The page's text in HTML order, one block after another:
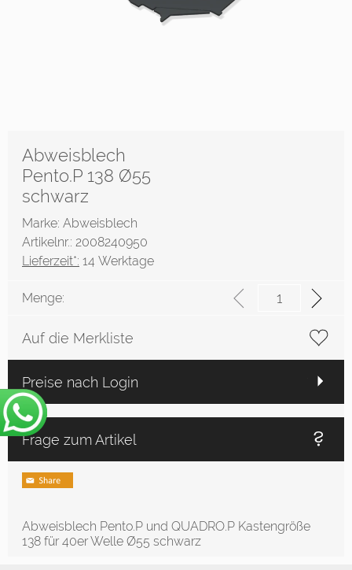
Abweisblech
Pento.P 138 Ø55
schwarz
Marke: Abweisblech
Artikelnr.: 2008240950
Lieferzeit*: 14 Werktage
Menge:
Auf die Merkliste
Preise nach Login
Frage zum Artikel
Abweisblech Pento.P und QUADRO.P Kastengröße
138 für 40er Welle Ø55 schwarz